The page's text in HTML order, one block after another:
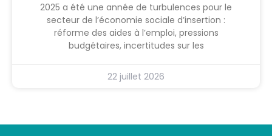
2025 a été une année de turbulences pour le
secteur de l’économie sociale d’insertion :
réforme des aides à l’emploi, pressions
budgétaires, incertitudes sur les
22 juillet 2026